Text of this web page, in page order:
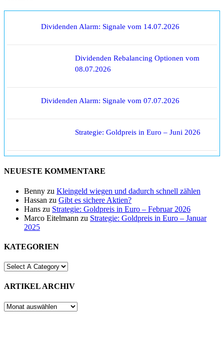
Dividenden Alarm: Signale vom 14.07.2026
Dividenden Rebalancing Optionen vom
08.07.2026
Dividenden Alarm: Signale vom 07.07.2026
Strategie: Goldpreis in Euro – Juni 2026
NEUESTE KOMMENTARE
Benny zu Kleingeld wiegen und dadurch schnell zählen
Hassan zu Gibt es sichere Aktien?
Hans zu Strategie: Goldpreis in Euro – Februar 2026
Marco Eitelmann zu Strategie: Goldpreis in Euro – Januar
2025
KATEGORIEN
ARTIKEL ARCHIV
ARTIKEL